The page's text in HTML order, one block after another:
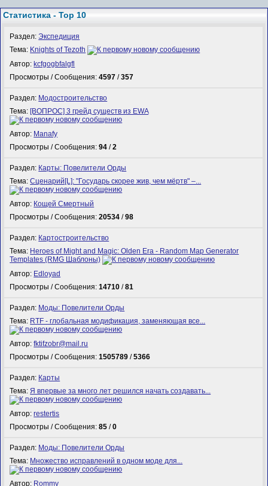
Статистика - Top 10
Раздел:Экспедиция
Тема: Knights of Tezoth
Автор: kcfgogbfalgfl
Просмотры / Сообщения:4597 /357
Раздел: Модостроительство
Тема: [ВОПРОС] 3 грейд существ из EWA
Автор: Manafy
Просмотры / Сообщения:94 /2
Раздел: Карты: Повелители Орды
Тема:Сценарий[L]: "Государь скорее жив, чем мёртв" –...
Автор: Кощей Смертный
Просмотры / Сообщения:20534 /98
Раздел: Картостроительство
Тема: Heroes of Might and Magic: Olden Era - Random Map Generator
Templates (RMG Шаблоны)
Автор: Edloyad
Просмотры / Сообщения:14710 /81
Раздел: Моды: Повелители Орды
Тема: RTF - глобальная модификация, заменяющая все...
Автор:fktifzobr@mail.ru
Просмотры / Сообщения:1505789 /5366
Раздел: Карты
Тема:Я впервые за много лет решился начать создавать...
Автор:restertis
Просмотры / Сообщения:85 /0
Раздел: Моды: Повелители Орды
Тема: Множество исправлений в одном моде для...
Автор: Rommy